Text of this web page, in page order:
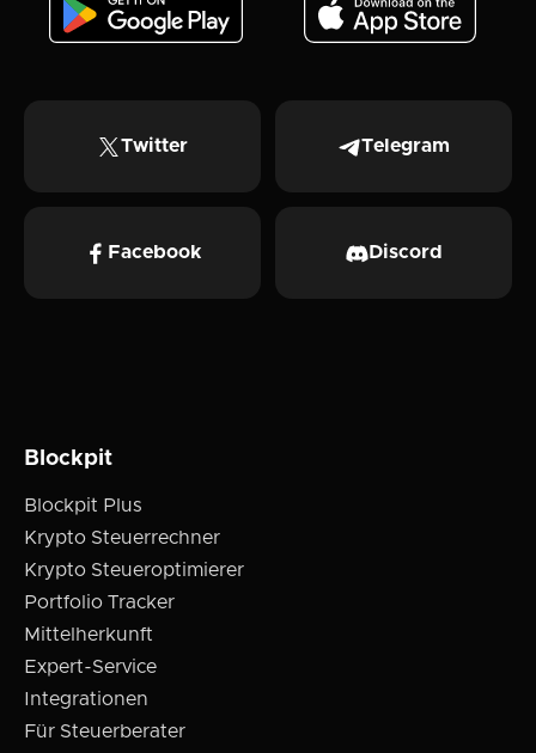
Twitter Telegram
Facebook Discord
Blockpit
Blockpit Plus
Krypto Steuerrechner
Krypto Steueroptimierer
Portfolio Tracker
Mittelherkunft
Expert-Service
Integrationen
Für Steuerberater